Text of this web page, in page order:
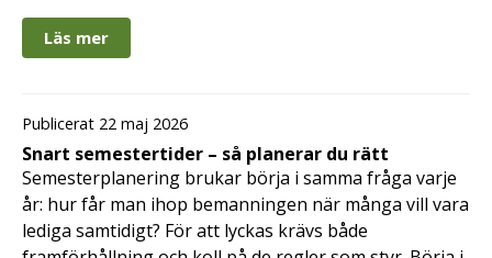
Läs mer
Publicerat 22 maj 2026
Snart semestertider – så planerar du rätt
Semesterplanering brukar börja i samma fråga varje
år: hur får man ihop bemanningen när många vill vara
lediga samtidigt? För att lyckas krävs både